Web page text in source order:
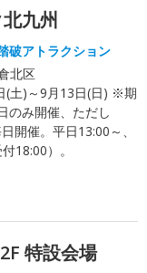
九州
破アトラクション
北区
(土)～9月13日(日) ※期
のみ開催、ただし
開催。平日13:00～、
18:00）。
特設会場